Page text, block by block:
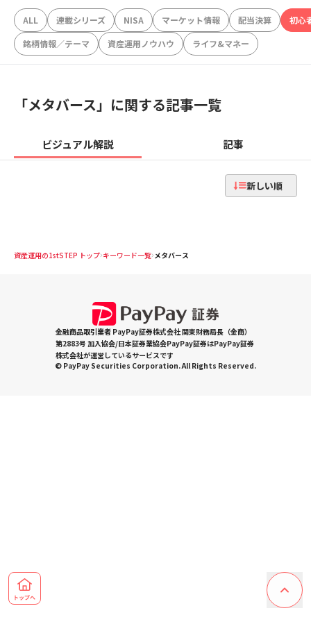
ALL 連載シリーズ NISA マーケット情報 配当決算
初心
銘柄情報／テーマ
資産運用ノウハウ ライフ&マネー
「メタバース」に関する記事一覧
ビジュアル解説 記事
新しい順
資産運用の1stSTEP トップ キーワード一覧 メタバース
金融商品取引業者 PayPay証券株式会社 関東財務局長（金商）
第2883号 加入協会/日本証券業協会PayPay証券はPayPay証券
株式会社が運営しているサービスです
© PayPay Securities Corporation. All Rights Reserved.